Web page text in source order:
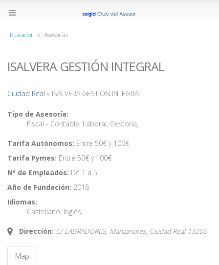
Buscador » Asesorías
ISALVERA GESTIÓN INTEGRAL
Ciudad Real » ISALVERA GESTIÓN INTEGRAL
Tipo de Asesoría:
Fiscal - Contable, Laboral, Gestoría,
Tarifa Autónomos: Entre 50€ y 100€
Tarifa Pymes: Entre 50€ y 100€
Nº de Empleados: De 1 a 5
Año de Fundación: 2018
Idiomas:
Castellano, Inglés,
Dirección: C/ LABRADORES, Manzanares, Ciudad Real 13200
Map